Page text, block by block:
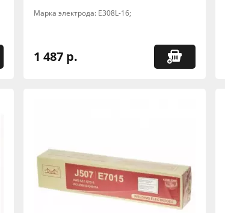
Марка электрода: E308L-16;
1 487 р.